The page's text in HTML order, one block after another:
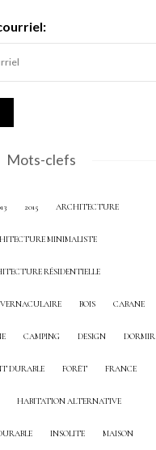
Mots-clefs
2015 ARCHITECTURE
MINIMALISTE
RÉSIDENTIELLE
BOIS CABANE
CAMPING DESIGN DORMIR
DURABLE FORÊT FRANCE
HABITATION ALTERNATIVE
INSOLITE MAISON